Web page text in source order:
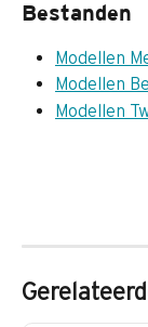
Bestanden
Modellen
Modellen
Modellen